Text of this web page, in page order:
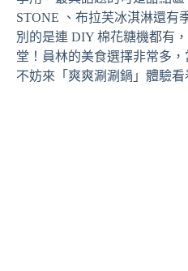
STONE 、布拉芙冰淇淋還有
別的是連 DIY 棉花糖機都有
堂！員林的美食選擇非常多
不妨來「爽爽涮涮鍋」體驗看